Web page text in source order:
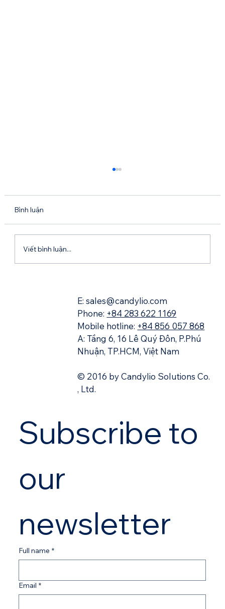
mới giúp đội ngũ dev Việt Nam làm việc
nhanh và thông minh hơn
Bình luận
Viết bình luận...
Subscribe to
our
newsletter
Full name *
Email *
E: sales@candylio.com
Phone: +84 283 622 1169
Mobile hotline: +84 856 057 868
A: Tầng 6, 16 Lê Quý Đôn, P.Phú
Nhuận, TP.HCM, Việt Nam
© 2016 by Candylio Solutions Co.
, Ltd.